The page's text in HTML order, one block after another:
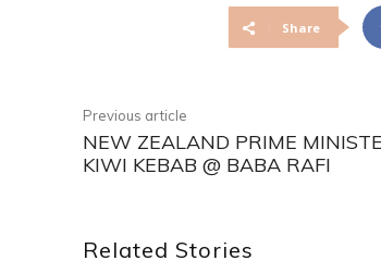
Share
Previous article
NEW ZEALAND PRIME
KIWI KEBAB @ BABA RAFI
Related Stories